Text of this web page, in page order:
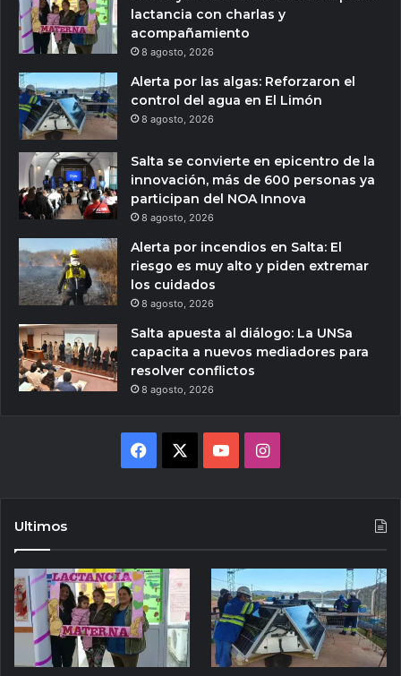
lactancia con charlas y
acompañamiento
8 agosto, 2026
Alerta por las algas: Reforzaron el
control del agua en El Limón
8 agosto, 2026
Salta se convierte en epicentro de la
innovación, más de 600 personas ya
participan del NOA Innova
8 agosto, 2026
Alerta por incendios en Salta: El
riesgo es muy alto y piden extremar
los cuidados
8 agosto, 2026
Salta apuesta al diálogo: La UNSa
capacita a nuevos mediadores para
resolver conflictos
8 agosto, 2026
Facebook YouTubeInstagram
Ultimos